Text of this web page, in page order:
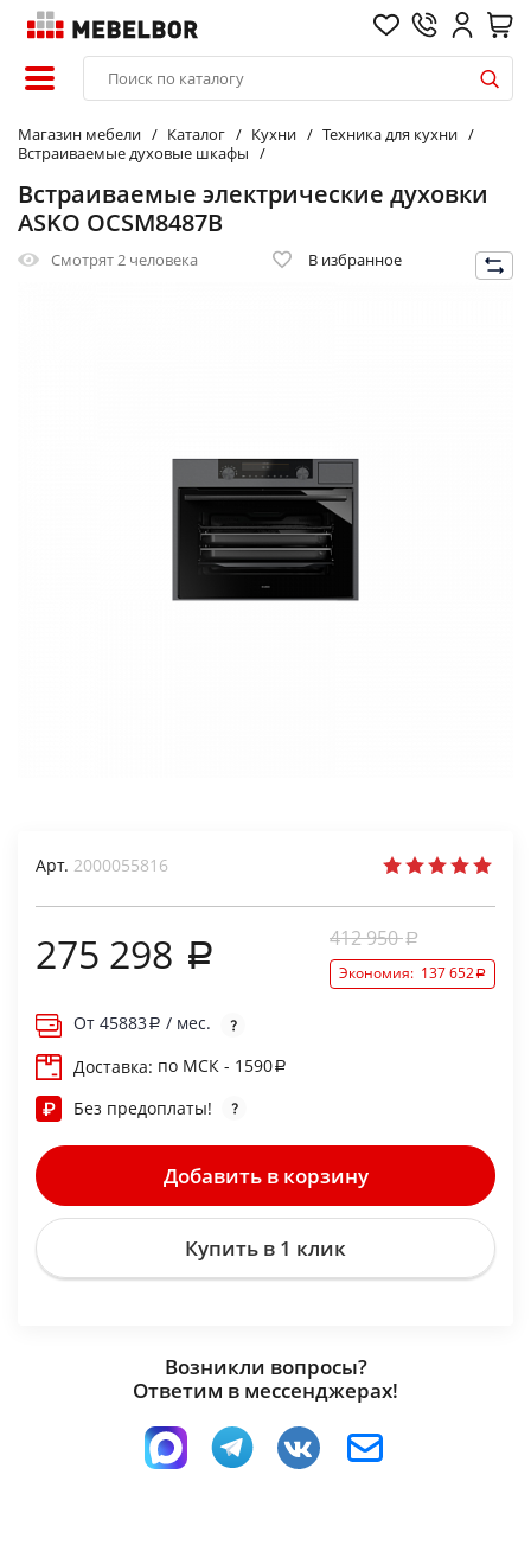
Магазин мебели Каталог Кухни
Техника для кухни
Встраиваемые духовые шкафы
Встраиваемые электрические духовки
ASKO OCSM8487B
Смотрят2 человека В избранное
Арт. 2000055816
275 298 412 950
Экономия: 137 652
От 45883
/ мес.
Доставка: по МСК - 1590
Без предоплаты!
Добавить в корзину
Купить в 1 клик
Возникли вопросы?
Ответим в мессенджерах!